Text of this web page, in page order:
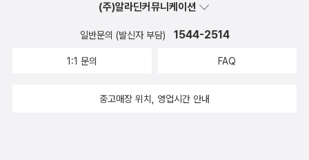
대해 나와 있다.4. 어린이를 위한정직이 책에는 선우라는 공부 못하
는 몸빵파 대장의 이야기가 담겨 있다. 선우의 엄마와 이모는 선우의
구와 싸우다 아빠가 뉴욕이 아니라 하늘나라에 있다는 사실을 알게
떠난 아빠의 이야기를 듣게 된다. 여태 정직하지 못한 선우였지만 아
(주)알라딘커뮤니케이션
일반문의 (발신자 부담) 1544-2514
1:1 문의 FAQ
중고매장 위치, 영업시간 안내